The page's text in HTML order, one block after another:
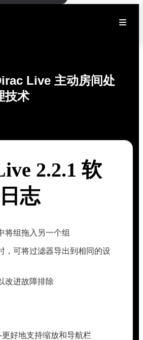
Live 主动房间处
技术
2.2.1 软
志
将组拖入另一个组
，可将过滤器导出到相同的设
改进故障排除
好地支持缩放和导航栏